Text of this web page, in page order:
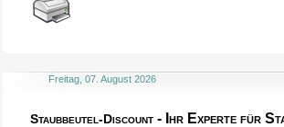
Freitag, 07. August 2026
Staubbeutel-Discount - Ihr Experte für